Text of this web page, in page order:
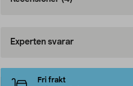
Experten svarar
Fri frakt